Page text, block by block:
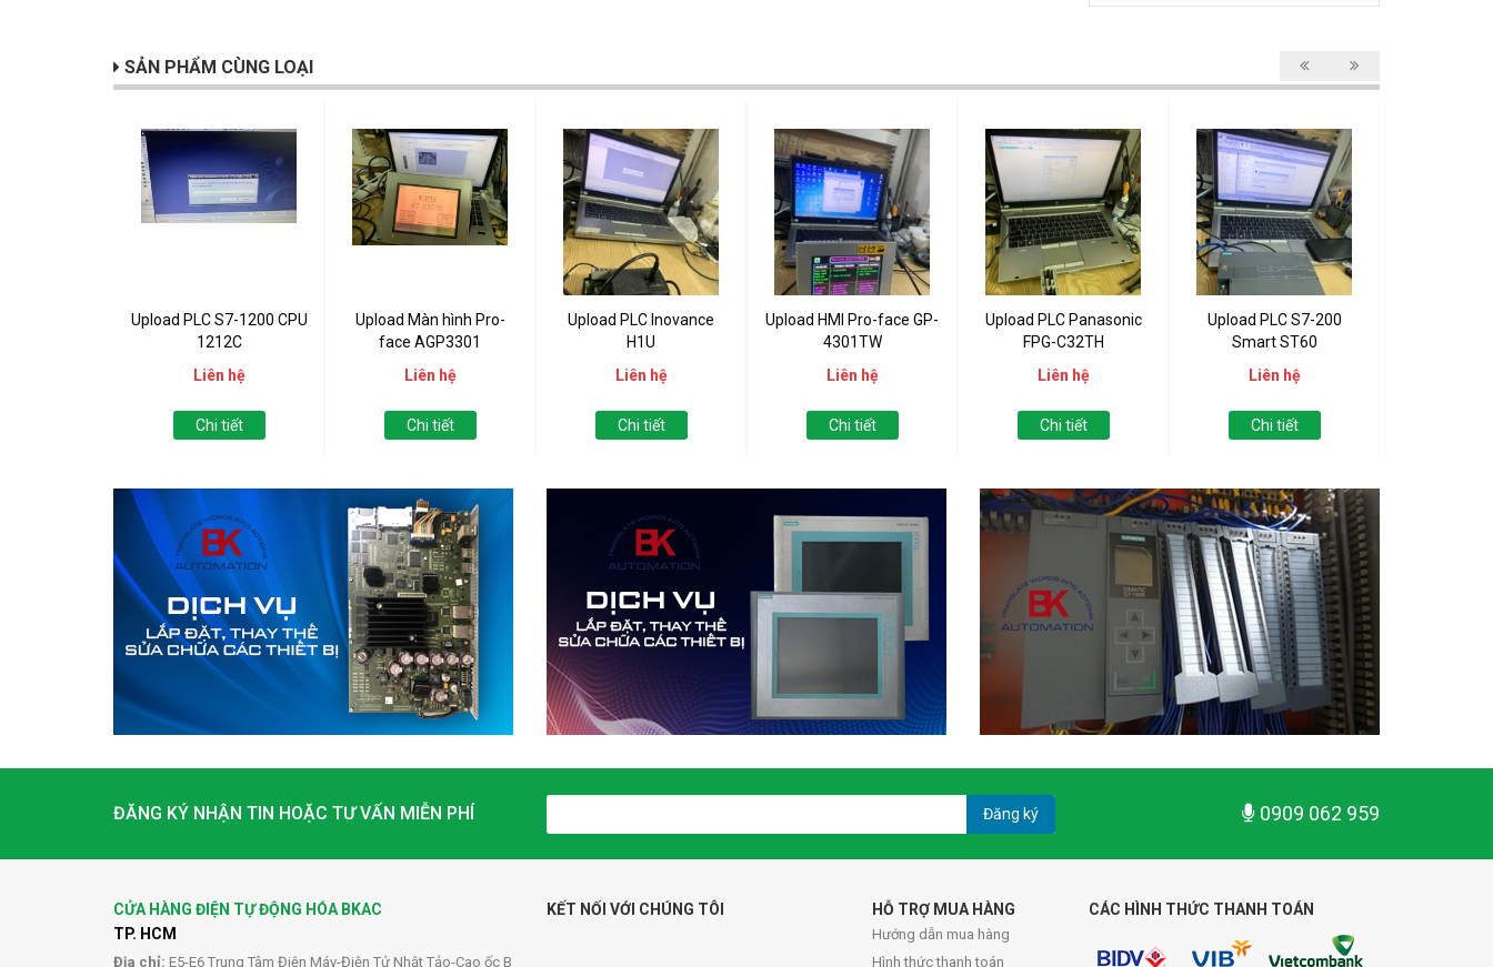
SẢN PHẨM CÙNG LOẠI
Upload PLC S7-1200 CPU
1212C
Liên hệ
Chi tiết
Upload Màn hình Pro-
face AGP3301
Liên hệ
Chi tiết
Upload PLC Inovance
H1U
Liên hệ
Chi tiết
Upload HMI Pro-face GP-
4301TW
Liên hệ
Chi tiết
Upload PLC Panasonic
FPG-C32TH
Liên hệ
Chi tiết
Upload PLC S7-200
Smart ST60
Liên hệ
Chi tiết
ĐĂNG KÝ NHẬN TIN HOẶC TƯ VẤN MIỄN PHÍ Đăng ký 0909 062 959
CỬA HÀNG ĐIỆN TỰ ĐỘNG HÓA BKAC
TP. HCM
Địa chỉ: E5-E6 Trung Tâm Điện Máy-Điện Tử Nhật Tảo-Cao ốc B
KẾT NỐI VỚI CHÚNG TÔI HỖ TRỢ MUA HÀNG
Hướng dẫn mua hàng
Hình thức thanh toán
CÁC HÌNH THỨC THANH TOÁN